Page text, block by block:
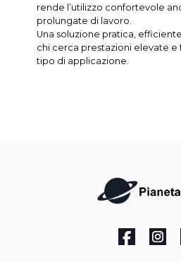
rende l’utilizzo confortevole
prolungate di lavoro.
Una soluzione pratica,
chi cerca prestazioni elevate e
tipo di applicazione.